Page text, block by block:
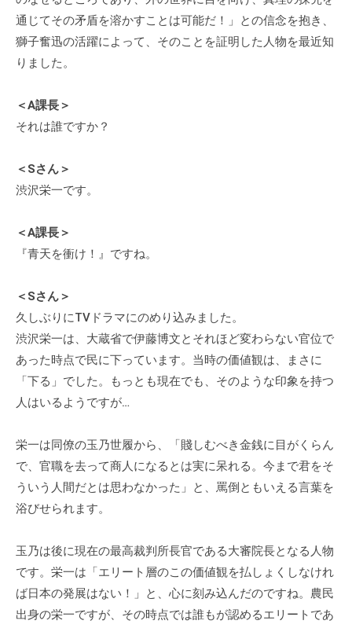
通じてその矛盾を溶かすことは可能だ！」との信念を抱き、
獅子奮迅の活躍によって、そのことを証明した人物を最近知
りました。
＜A課長＞
それは誰ですか？
＜Sさん＞
渋沢栄一です。
＜A課長＞
『青天を衝け！』ですね。
＜Sさん＞
久しぶりにTVドラマにのめり込みました。
渋沢栄一は、大蔵省で伊藤博文とそれほど変わらない官位で
あった時点で民に下っています。当時の価値観は、まさに
「下る」でした。もっとも現在でも、そのような印象を持つ
人はいるようですが…
栄一は同僚の玉乃世履から、「賤しむべき金銭に目がくらん
で、官職を去って商人になるとは実に呆れる。今まで君をそ
ういう人間だとは思わなかった」と、罵倒ともいえる言葉を
浴びせられます。
玉乃は後に現在の最高裁判所長官である大審院長となる人物
です。栄一は「エリート層のこの価値観を払しょくしなけれ
ば日本の発展はない！」と、心に刻み込んだのですね。農民
出身の栄一ですが、その時点では誰もが認めるエリートであ